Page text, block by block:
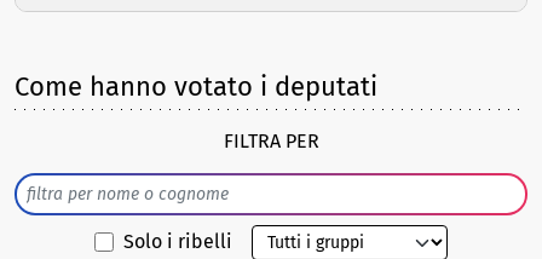
Come hanno votato i deputati
FILTRA PER
Solo i ribelli